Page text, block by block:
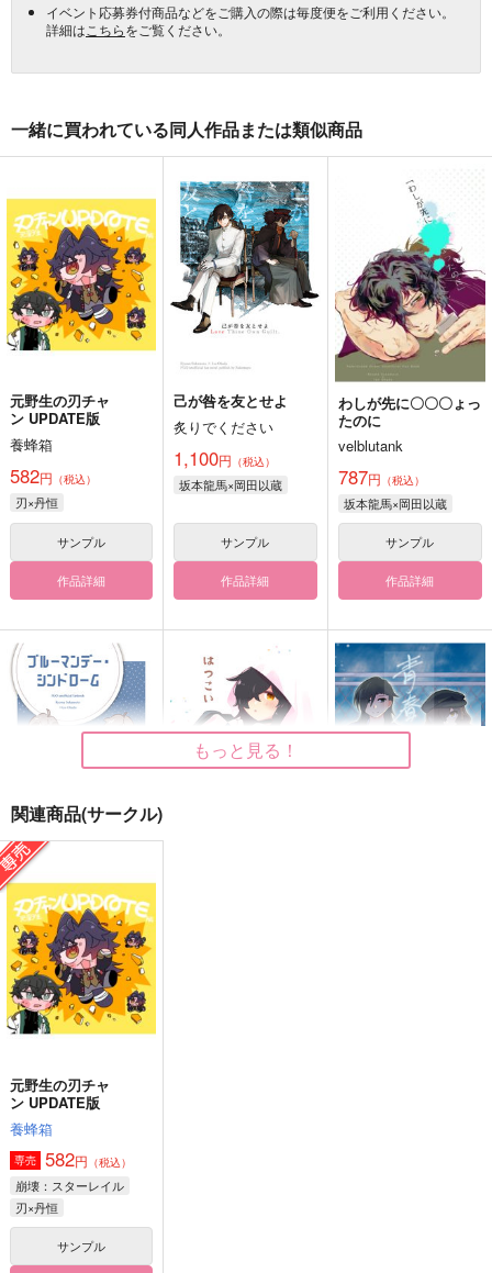
イベント応募券付商品などをご購入の際は毎度便をご利用ください。
詳細は こちらをご覧ください。
一緒に買われている同人作品または類似商品
元野生の刃チャ
ン UPDATE版
養蜂箱
582円 （税込）
刃×丹恒
サンプル
作品詳細
己が咎を友とせよ
炙りでください
1,100円 （税込）
坂本龍馬×岡田以蔵
サンプル
作品詳細
わしが先に〇〇〇ょっ
たのに
velblutank
787円 （税込）
坂本龍馬×岡田以蔵
サンプル
作品詳細
ブルーマンデー・シン
ドローム
炙りでください
787 円（税込）
坂本龍馬×岡田以蔵
サンプル
もっと見る！
関連商品(サークル)
元野生の刃チャ
ン UPDATE版
養蜂箱
専売 582円 （税込）
崩壊：スターレイル
刃×丹恒
サンプル